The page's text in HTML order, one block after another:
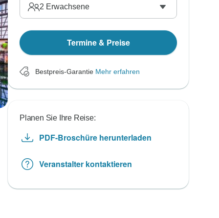
2 Erwachsene
Termine & Preise
Bestpreis-Garantie Mehr erfahren
Planen Sie Ihre Reise:
PDF-Broschüre herunterladen
Veranstalter kontaktieren